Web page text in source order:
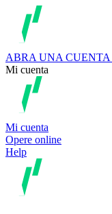
ABRA UNA CUENTA
Mi cuenta
Mi cuenta
Opere online
Help